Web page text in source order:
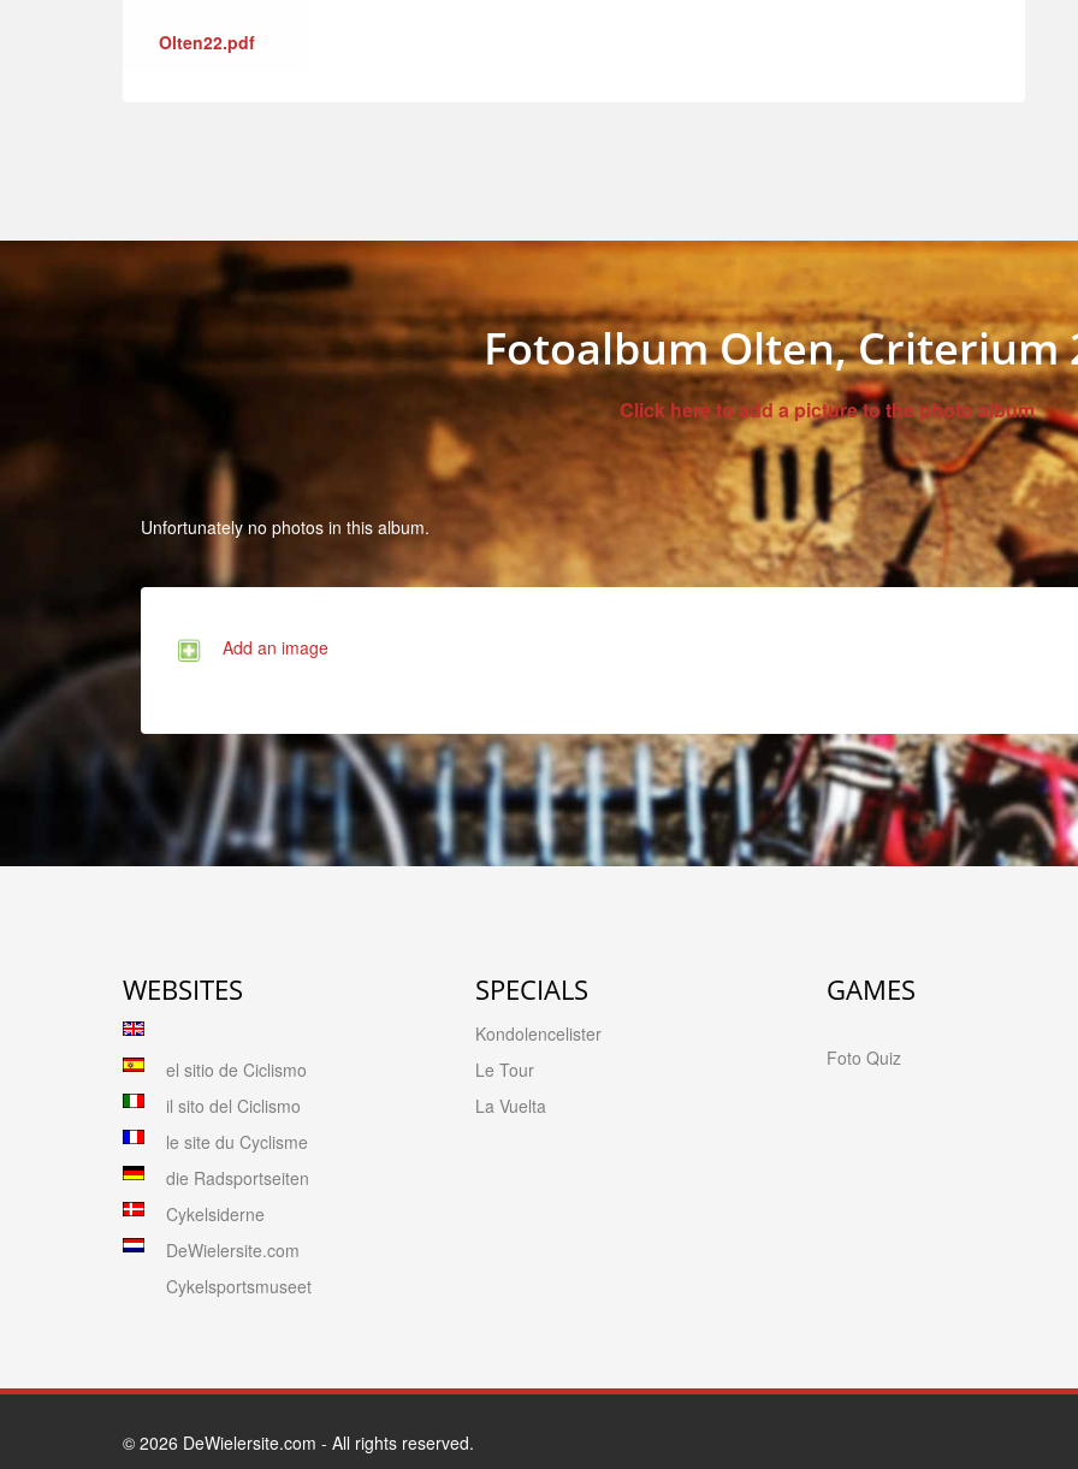
Olten22.pdf
Fotoalbum Olten, Criterium
Click here to add a picture to the photo album
Unfortunately no photos in this album.
Add an image
WEBSITES
el sitio de Ciclismo
il sito del Ciclismo
le site du Cyclisme
die Radsportseiten
Cykelsiderne
DeWielersite.com
Cykelsportsmuseet
SPECIALS
Kondolencelister
Le Tour
La Vuelta
GAMES
Foto Quiz
© 2026 DeWielersite.com - All rights reserved.